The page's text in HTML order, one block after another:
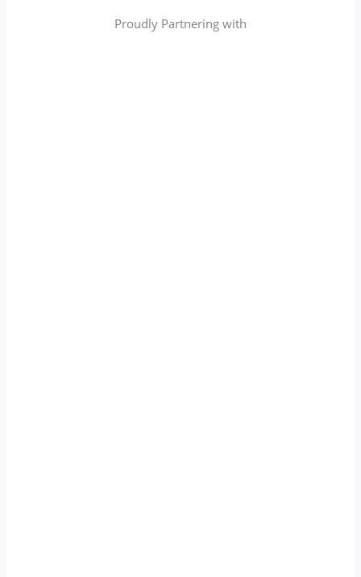
Proudly Partnering with